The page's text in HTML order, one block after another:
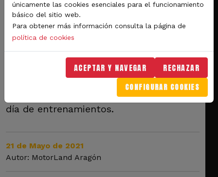
Comienza la acción en
Motorland Aragón.
Arranca WorldSBK.
El piloto turco, Toprak Razgatlioglu,
lidera con su Yamaha YZF R1 el primer
día de entrenamientos.
21 de Mayo de 2021
Autor: MotorLand Aragón
únicamente las cookies esenciales para el funcionamiento
básico del sitio web.
Para obtener más información consulta la página de
política de cookies
ACEPTAR Y NAVEGAR RECHAZAR
CONFIGURAR COOKIES